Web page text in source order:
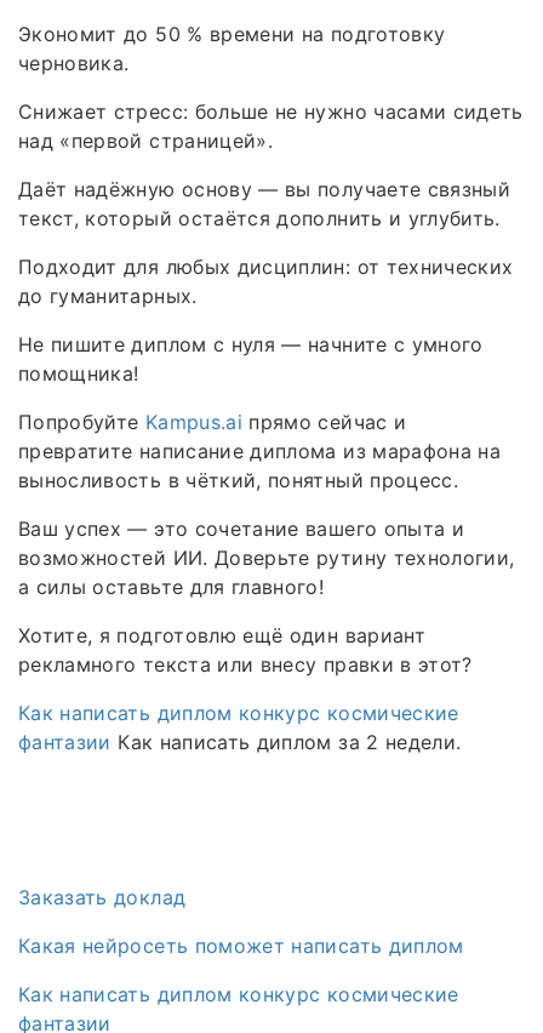
Экономит до 50 % времени на подготовку
черновика.
Снижает стресс: больше не нужно часами сидеть
над «первой страницей».
Даёт надёжную основу — вы получаете связный
текст, который остаётся дополнить и углубить.
Подходит для любых дисциплин: от технических
до гуманитарных.
Не пишите диплом с нуля — начните с умного
помощника!
Попробуйте Kampus.ai прямо сейчас и
превратите написание диплома из марафона на
выносливость в чёткий, понятный процесс.
Ваш успех — это сочетание вашего опыта и
возможностей ИИ. Доверьте рутину технологии,
а силы оставьте для главного!
Хотите, я подготовлю ещё один вариант
рекламного текста или внесу правки в этот?
Как написать диплом конкурс космические
фантазии Как написать диплом за 2 недели.
Заказать доклад
Какая нейросеть поможет написать диплом
Как написать диплом конкурс космические
фантазии